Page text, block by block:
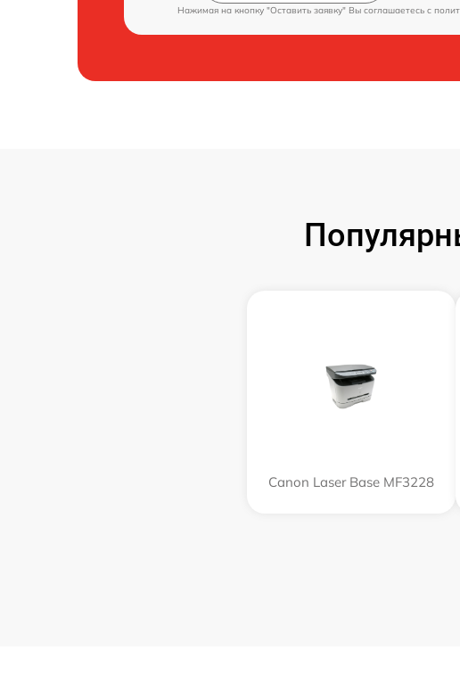
Нажимая на кнопку "Оставить заявку" Вы соглашаетесь c
Canon Laser Base MF3228